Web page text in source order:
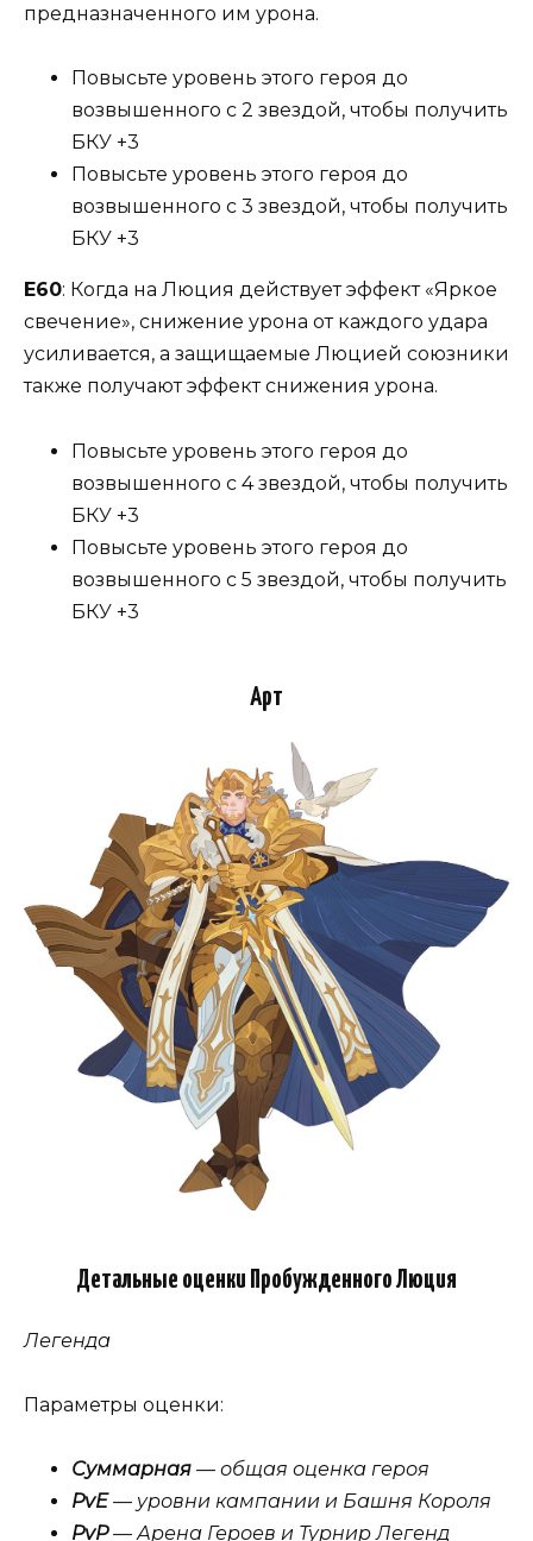
предназначенного им урона.
Повысьте уровень этого героя до
возвышенного с 2 звездой, чтобы получить
БКУ +3
Повысьте уровень этого героя до
возвышенного с 3 звездой, чтобы получить
БКУ +3
Е60: Когда на Люция действует эффект «Яркое
свечение», снижение урона от каждого удара
усиливается, а защищаемые Люцией союзники
также получают эффект снижения урона.
Повысьте уровень этого героя до
возвышенного с 4 звездой, чтобы получить
БКУ +3
Повысьте уровень этого героя до
возвышенного с 5 звездой, чтобы получить
БКУ +3
Арт
Детальные оценки Пробужденного Люция
Легенда
Параметры оценки:
Суммарная — общая оценка героя
PvE— уровни кампании и Башня Короля
PvP— Арена Героев и Турнир Легенд